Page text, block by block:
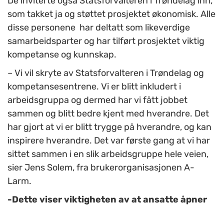
som takket ja og støttet prosjektet økonomisk. Alle
disse personene har deltatt som likeverdige
samarbeidsparter og har tilført prosjektet viktig
kompetanse og kunnskap.
– Vi vil skryte av Statsforvalteren i Trøndelag og
kompetansesentrene. Vi er blitt inkludert i
arbeidsgruppa og dermed har vi fått jobbet
sammen og blitt bedre kjent med hverandre. Det
har gjort at vi er blitt trygge på hverandre, og kan
inspirere hverandre. Det var første gang at vi har
sittet sammen i en slik arbeidsgruppe hele veien,
sier Jens Solem, fra brukerorganisasjonen A-
Larm.
-Dette viser viktigheten av at ansatte åpner